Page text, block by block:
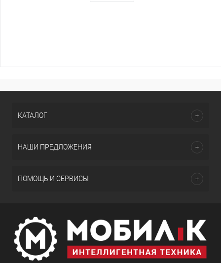
КАТАЛОГ
НАШИ ПРЕДЛОЖЕНИЯ
ПОМОЩЬ И СЕРВИСЫ